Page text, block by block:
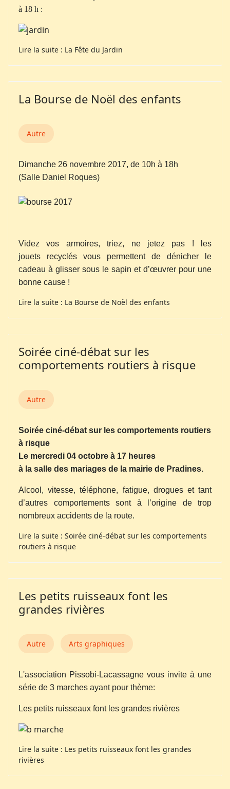
à 18 h :
Lire la suite : La Fête du Jardin
La Bourse de Noël des enfants
Autre
Dimanche 26 novembre 2017, de 10h à 18h
(Salle Daniel Roques)
Videz vos armoires, triez, ne jetez pas ! les
jouets recyclés vous permettent de dénicher le
cadeau à glisser sous le sapin et d’œuvrer pour une
bonne cause !
Lire la suite : La Bourse de Noël des enfants
Soirée ciné-débat sur les
comportements routiers à risque
Autre
Soirée ciné-débat sur les comportements routiers
à risque
Le mercredi 04 octobre à 17 heures
à la salle des mariages de la mairie de Pradines.
Alcool, vitesse, téléphone, fatigue, drogues et tant
d’autres comportements sont à l’origine de trop
nombreux accidents de la route.
Lire la suite : Soirée ciné-débat sur les comportements
routiers à risque
Les petits ruisseaux font les
grandes rivières
Autre Arts graphiques
L'association Pissobi-Lacassagne vous invite à une
série de 3 marches ayant pour thème:
Les petits ruisseaux font les grandes rivières
Lire la suite : Les petits ruisseaux font les grandes
rivières